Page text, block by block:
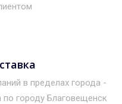
в пределах города -
по городу Благовещенск